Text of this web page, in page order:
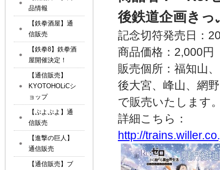
後鉄道企画きっ
記念切符発売日：
商品価格：2,000円
販売個所：福知山
後大宮、峰山、網
で販売いたします
詳細こちら：
http://
品情報
【鉄拳酒屋】通
信販売
【鉄拳8】鉄拳酒
屋開催決定！
【通信販売】
KYOTOHOLiCシ
ョップ
【ぷよぷよ】通
信販売
【進撃の巨人】
通信販売
【通信販売】ブ